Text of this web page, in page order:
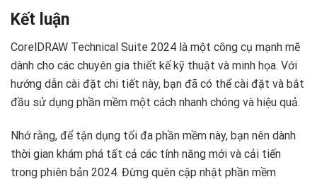
Kết luận
CorelDRAW Technical Suite 2024 là một công cụ mạnh mẽ
dành cho các chuyên gia thiết kế kỹ thuật và minh họa. Với
hướng dẫn cài đặt chi tiết này, bạn đã có thể cài đặt và bắt
đầu sử dụng phần mềm một cách nhanh chóng và hiệu quả.
Nhớ rằng, để tận dụng tối đa phần mềm này, bạn nên dành
thời gian khám phá tất cả các tính năng mới và cải tiến
trong phiên bản 2024. Đừng quên cập nhật phần mềm